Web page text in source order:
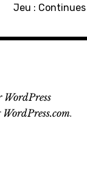
Jeu :
WordPress
WordPress.com.